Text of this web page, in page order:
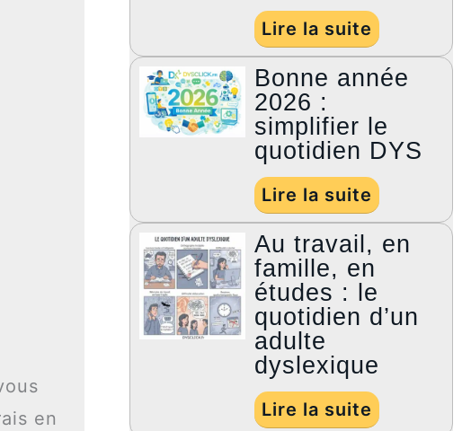
en
Lire la suite
Bonne année
2026 :
simplifier le
quotidien DYS
Lire la suite
Au travail, en
famille, en
études : le
quotidien d’un
adulte
dyslexique
Lire la suite